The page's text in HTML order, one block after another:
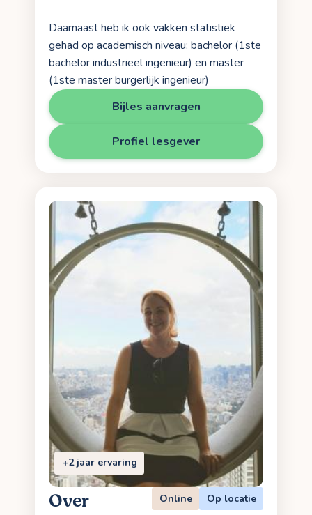
Daarnaast heb ik ook vakken statistiek
gehad op academisch niveau: bachelor (1ste
bachelor industrieel ingenieur) en master
(1ste master burgerlijk ingenieur)
Bijles aanvragen
Profiel lesgever
+2 jaar ervaring
Over
Online Op locatie